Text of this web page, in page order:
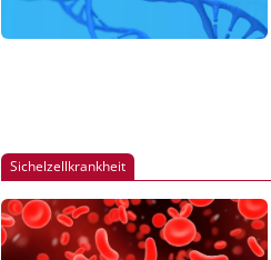
Sichelzellkrankheit